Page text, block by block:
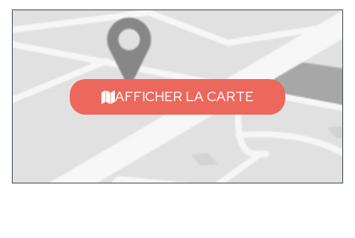
AFFICHER LA CARTE